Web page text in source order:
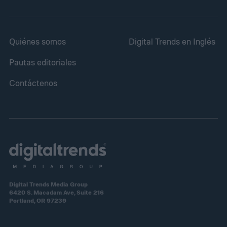
Quiénes somos
Pautas editoriales
Contáctenos
Digital Trends en Inglés
Digital Trends Media Group
6420 S. Macadam Ave, Suite 216
Portland, OR 97239